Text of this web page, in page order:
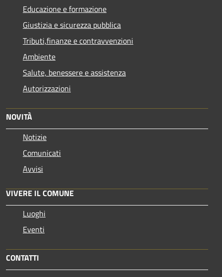
Educazione e formazione
Giustizia e sicurezza pubblica
Tributi,finanze e contravvenzioni
Ambiente
Salute, benessere e assistenza
Autorizzazioni
NOVITÀ
Notizie
Comunicati
Avvisi
VIVERE IL COMUNE
Luoghi
Eventi
CONTATTI